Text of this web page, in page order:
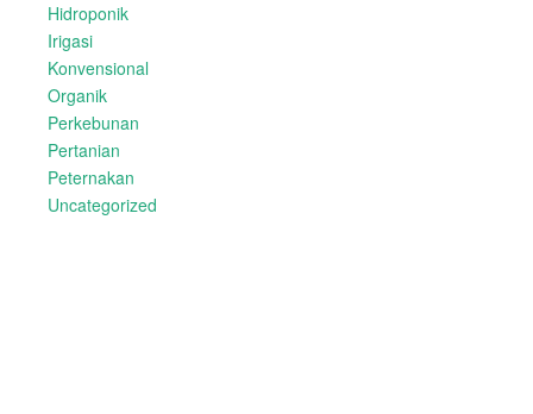
Hidroponik
Irigasi
Konvensional
Organik
Perkebunan
Pertanian
Peternakan
Uncategorized